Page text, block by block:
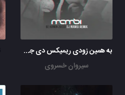
به همین زودی ریمیکس دی جی ممسی
سیروان خسروی